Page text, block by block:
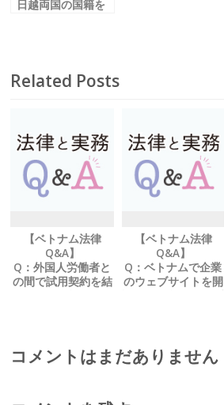
日越両国の国籍を
Related Posts
【ベトナム法律
Q&A】
Q：外国人労働者と
の間で試用契約を結
【ベトナム法律
Q&A】
Q：ベトナムで企業
のウェブサイトを開
コメントはまだありません